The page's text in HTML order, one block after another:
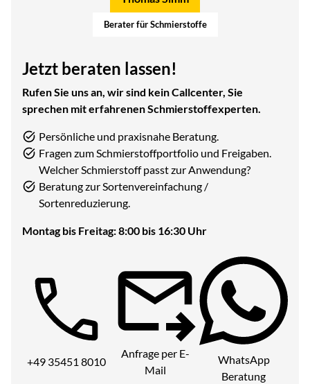
Berater für Schmierstoffe
Jetzt beraten lassen!
Rufen Sie uns an, wir sind kein Callcenter, Sie
sprechen mit erfahrenen Schmierstoffexperten.
Persönliche und praxisnahe Beratung.
Fragen zum Schmierstoffportfolio und Freigaben.
Welcher Schmierstoff passt zur Anwendung?
Beratung zur Sortenvereinfachung /
Sortenreduzierung.
Montag bis Freitag: 8:00 bis 16:30 Uhr
Telefon:
+49 35451 8010
Anfrage per E-
Mail
WhatsApp
Beratung